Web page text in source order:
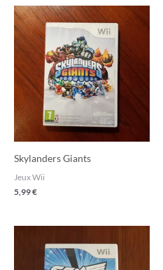
Skylanders Giants
Jeux Wii
5,99€